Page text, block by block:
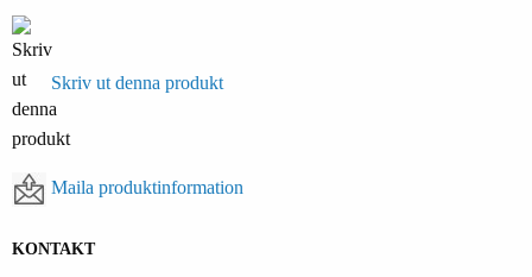
Skriv ut denna produkt
Maila produktinformation
KONTAKT